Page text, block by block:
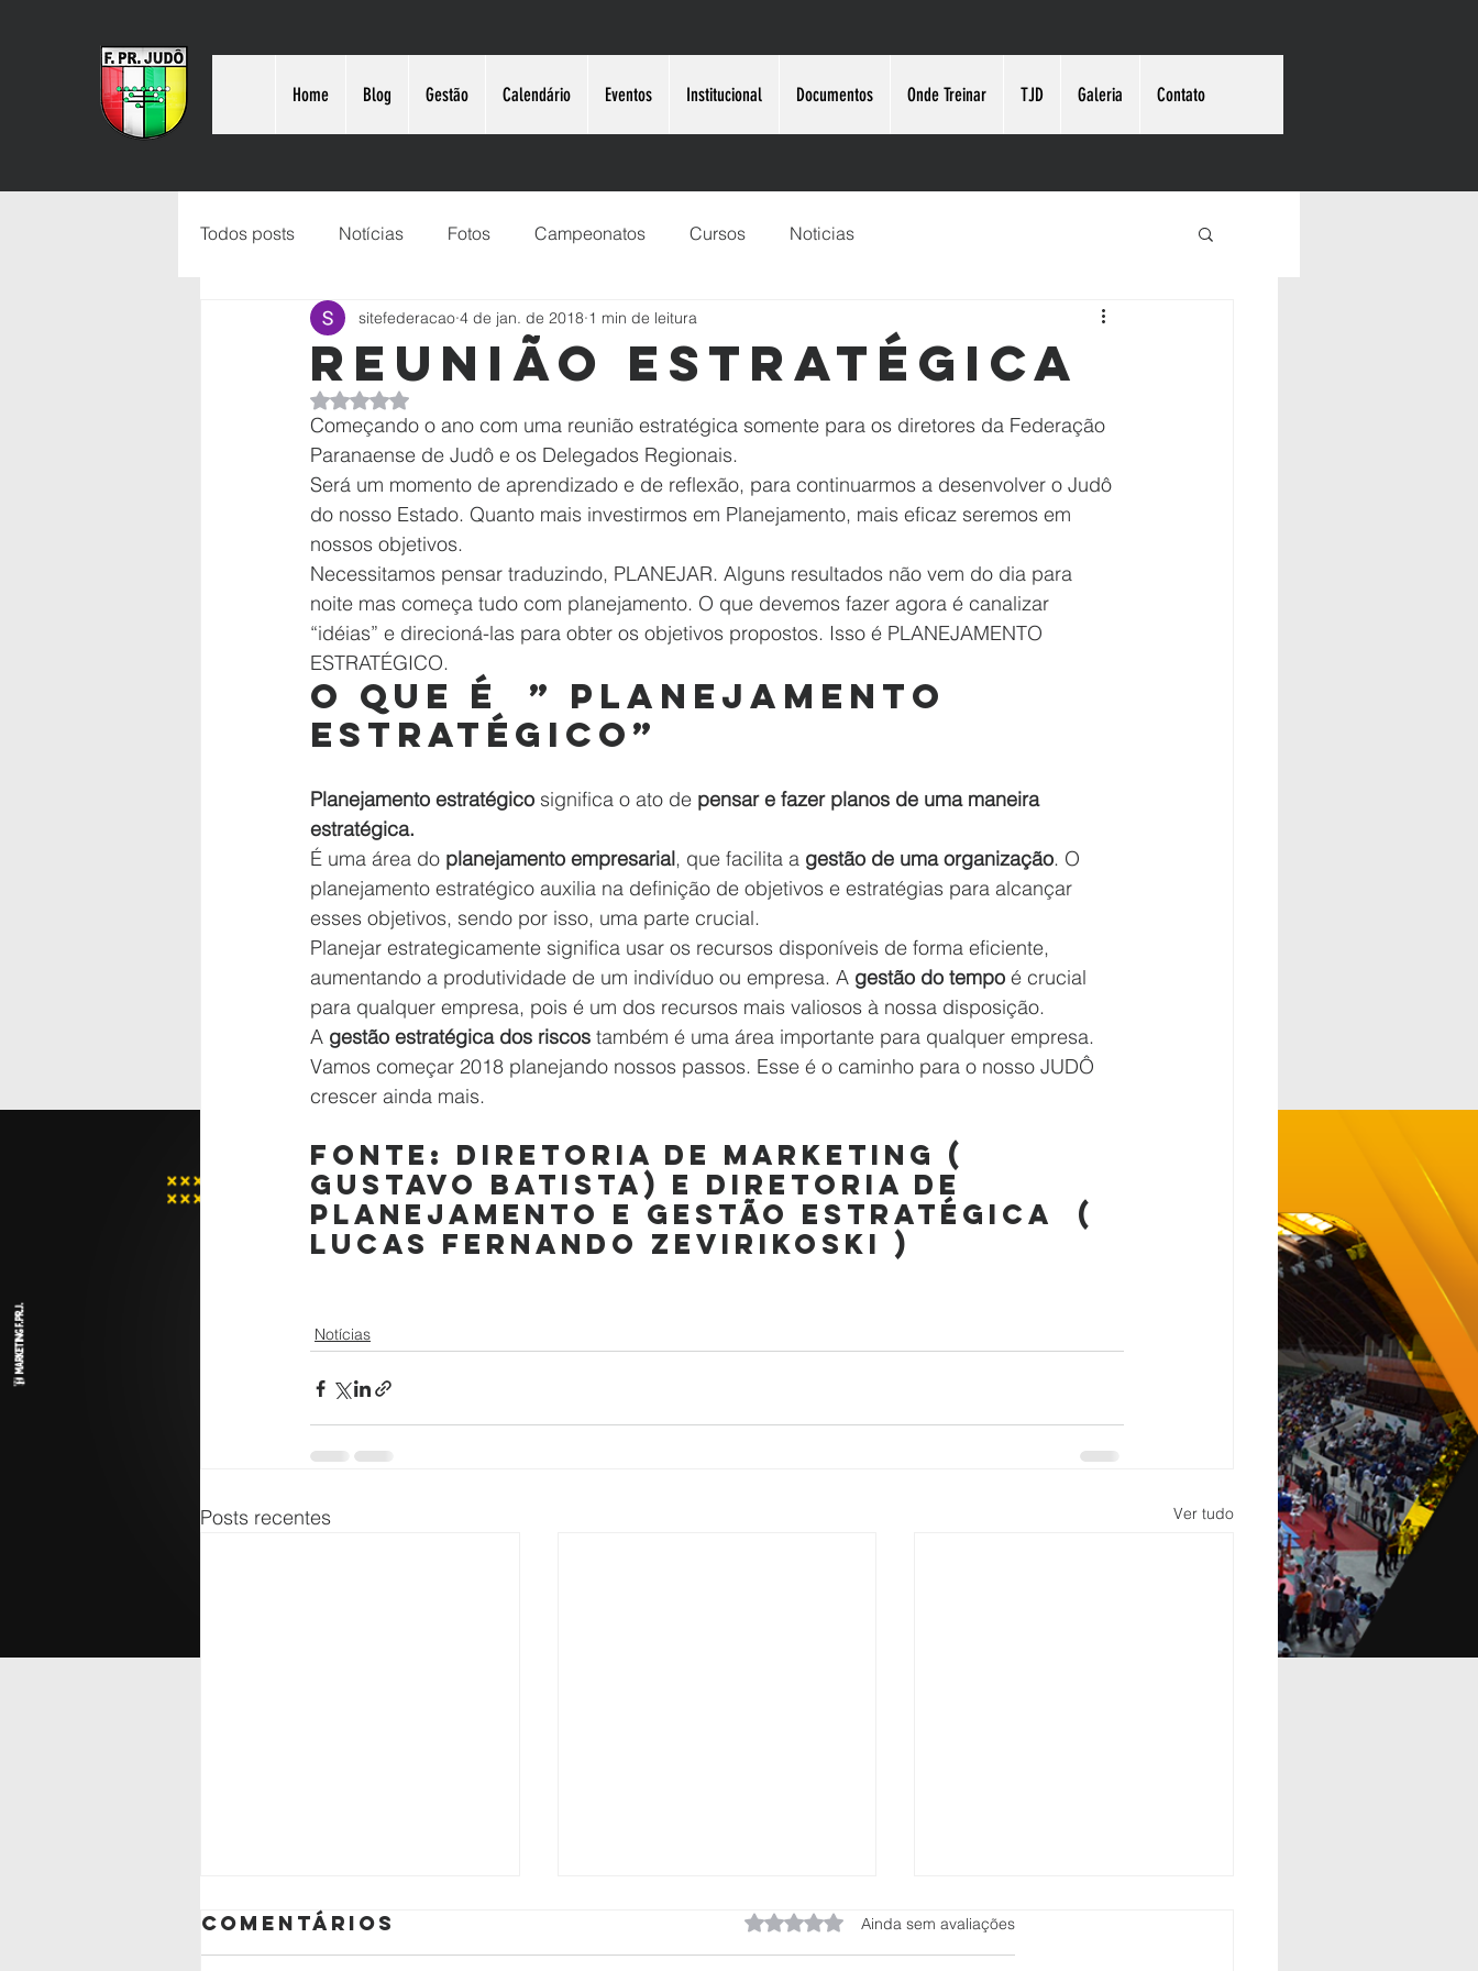
Home Blog Gestão Calendário Eventos Institucional Documentos Onde Treinar TJD Galeria Contato
Todos posts Notícias Fotos Campeonatos Cursos Noticias
Reunião Estratégica
sitefederacao 4 de jan. de 2018 1 min de leitura
Avaliado com NaN de 5 estrelas.
Começando o ano com uma reunião estratégica somente para os diretores da Federação
Paranaense de Judô e os Delegados Regionais.
Será um momento de aprendizado e de reflexão, para continuarmos a desenvolver o Judô
do nosso Estado. Quanto mais investirmos em Planejamento, mais eficaz seremos em
nossos objetivos.
Necessitamos pensar traduzindo, PLANEJAR. Alguns resultados não vem do dia para
noite mas começa tudo com planejamento. O que devemos fazer agora é canalizar
“idéias” e direcioná-las para obter os objetivos propostos. Isso é PLANEJAMENTO
ESTRATÉGICO.
O QUE É  ” PLANEJAMENTO
ESTRATÉGICO”
Planejamento estratégico significa o ato de pensar e fazer planos de uma maneira
estratégica.
É uma área do planejamento empresarial, que facilita a gestão de uma organização. O
planejamento estratégico auxilia na definição de objetivos e estratégias para alcançar
esses objetivos, sendo por isso, uma parte crucial.
Planejar estrategicamente significa usar os recursos disponíveis de forma eficiente,
aumentando a produtividade de um indivíduo ou empresa. A gestão do tempo é crucial
para qualquer empresa, pois é um dos recursos mais valiosos à nossa disposição.
A gestão estratégica dos riscos também é uma área importante para qualquer empresa.
Vamos começar 2018 planejando nossos passos. Esse é o caminho para o nosso JUDÔ
crescer ainda mais.
fonte: Diretoria de Marketing (
Gustavo Batista) e Diretoria de
Planejamento e Gestão Estratégica  (
Lucas Fernando Zevirikoski )
Notícias
Posts recentes Ver tudo
Comentários Avaliado com 0 de 5 estrelas.
Ainda sem avaliações